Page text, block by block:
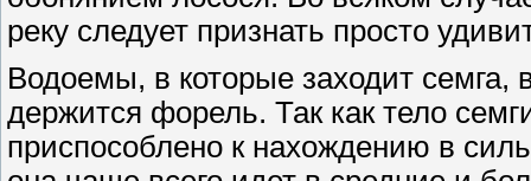
реку следует признать просто
Водоемы, в которые заходит семга,
держится форель. Так как тело
приспособлено к нахождению в